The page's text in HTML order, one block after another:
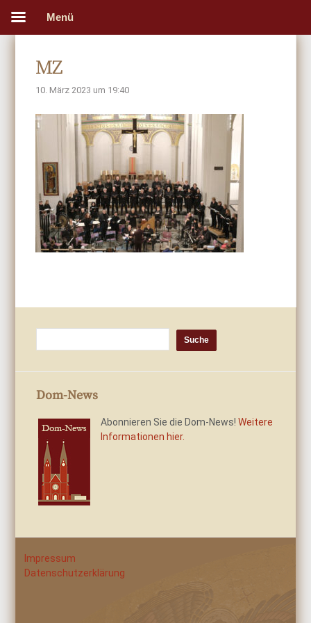
MZ
10. März 2023 um 19:40
Dom-News
Abonnieren Sie die Dom-News!Weitere
Informationen hier.
Impressum
Datenschutzerklärung
Menü